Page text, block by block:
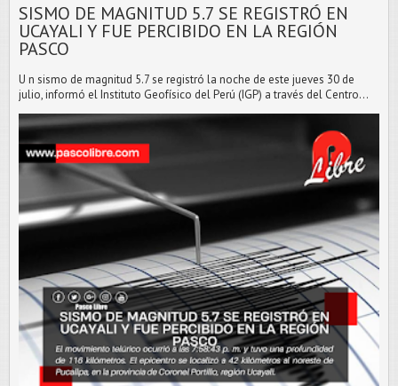
SISMO DE MAGNITUD 5.7 SE REGISTRÓ EN
UCAYALI Y FUE PERCIBIDO EN LA REGIÓN
PASCO
U n sismo de magnitud 5.7 se registró la noche de este jueves 30 de
julio, informó el Instituto Geofísico del Perú (IGP) a través del Centro...